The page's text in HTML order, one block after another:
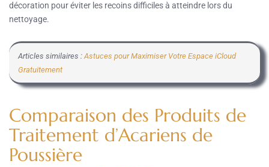
décoration pour éviter les recoins difficiles à atteindre lors du
nettoyage.
Articles similaires :Astuces pour Maximiser Votre Espace iCloud
Gratuitement
Comparaison des Produits de
Traitement d’Acariens de
Poussière